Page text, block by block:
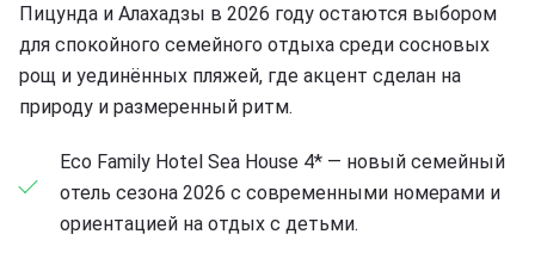
Пицунда и Алахадзы в 2026 году остаются выбором
для спокойного семейного отдыха среди сосновых
рощ и уединённых пляжей, где акцент сделан на
природу и размеренный ритм.
Eco Family Hotel Sea House 4* — новый семейный
отель сезона 2026 с современными номерами и
ориентацией на отдых с детьми.